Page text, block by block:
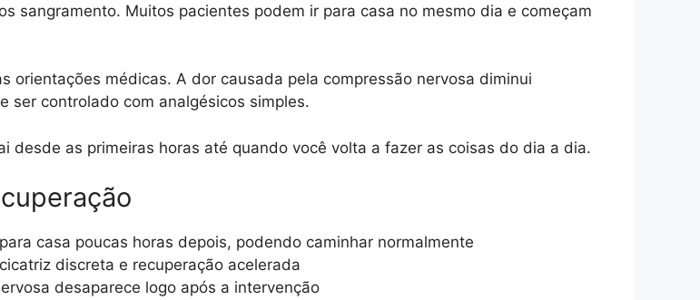
sangramento. Muitos pacientes podem ir para casa no mesmo dia e começam
orientações médicas. A dor causada pela compressão nervosa diminui
ser controlado com analgésicos simples.
desde as primeiras horas até quando você volta a fazer as coisas do dia a dia.
casa poucas horas depois, podendo caminhar normalmente
discreta e recuperação acelerada
desaparece logo após a intervenção